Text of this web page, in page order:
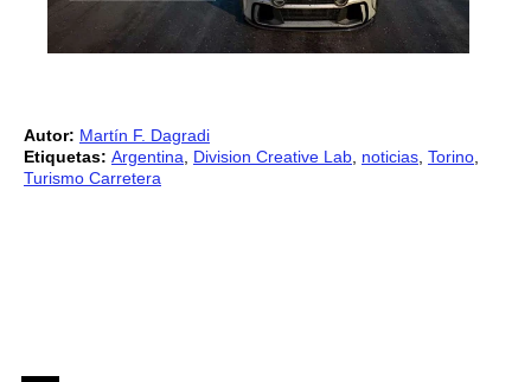
Autor: Martín F. Dagradi
Etiquetas: Argentina Division Creative Lab noticias Torino
Turismo Carretera